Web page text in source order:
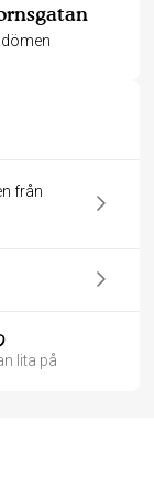
från
lita på